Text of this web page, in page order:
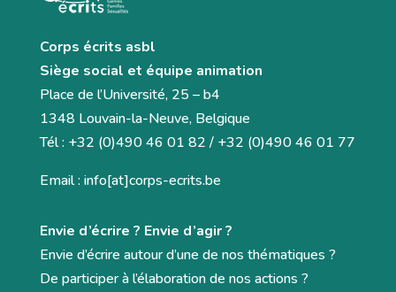
Corps écrits asbl
Siège social et équipe animation
Place de l’Université, 25 – b4
1348 Louvain-la-Neuve, Belgique
Tél : +32 (0)490 46 01 82 / +32 (0)490 46 01 77
Email : info[at]corps-ecrits.be
Envie d’écrire ? Envie d’agir ?
Envie d’écrire autour d’une de nos thématiques ?
De participer à l’élaboration de nos actions ?